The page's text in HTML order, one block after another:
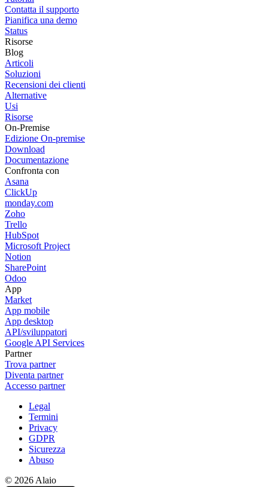
Contatta il supporto
Pianifica una demo
Status
Risorse
Blog
Articoli
Soluzioni
Recensioni dei clienti
Alternative
Usi
Risorse
On-Premise
Edizione On-premise
Download
Documentazione
Confronta con
Asana
ClickUp
monday.com
Zoho
Trello
HubSpot
Microsoft Project
Notion
SharePoint
Odoo
App
Market
App mobile
App desktop
API/sviluppatori
Google API Services
Partner
Trova partner
Diventa partner
Accesso partner
Legal
Termini
Privacy
GDPR
Sicurezza
Abuso
© 2026 Alaio